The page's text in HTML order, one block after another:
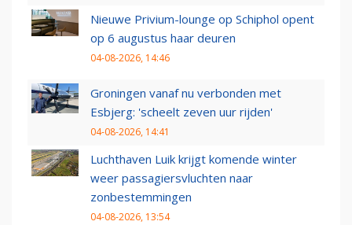
Nieuwe Privium-lounge op Schiphol opent
op 6 augustus haar deuren
04-08-2026, 14:46
Groningen vanaf nu verbonden met
Esbjerg: 'scheelt zeven uur rijden'
04-08-2026, 14:41
Luchthaven Luik krijgt komende winter
weer passagiersvluchten naar
zonbestemmingen
04-08-2026, 13:54